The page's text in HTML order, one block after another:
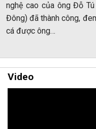
nghệ cao của ông Đỗ
Đông) đã thành công,
cá được ông…
Video